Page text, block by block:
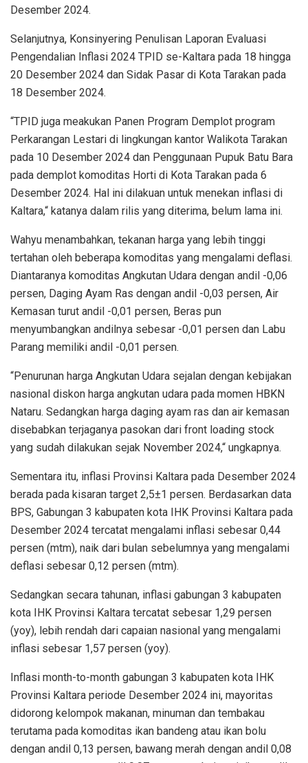
Desember 2024.
Selanjutnya, Konsinyering Penulisan Laporan Evaluasi
Pengendalian Inflasi 2024 TPID se-Kaltara pada 18 hingga
20 Desember 2024 dan Sidak Pasar di Kota Tarakan pada
18 Desember 2024.
“TPID juga meakukan Panen Program Demplot program
Perkarangan Lestari di lingkungan kantor Walikota Tarakan
pada 10 Desember 2024 dan Penggunaan Pupuk Batu Bara
pada demplot komoditas Horti di Kota Tarakan pada 6
Desember 2024. Hal ini dilakuan untuk menekan inflasi di
Kaltara,“ katanya dalam rilis yang diterima, belum lama ini.
Wahyu menambahkan, tekanan harga yang lebih tinggi
tertahan oleh beberapa komoditas yang mengalami deflasi.
Diantaranya komoditas Angkutan Udara dengan andil -0,06
persen, Daging Ayam Ras dengan andil -0,03 persen, Air
Kemasan turut andil -0,01 persen, Beras pun
menyumbangkan andilnya sebesar -0,01 persen dan Labu
Parang memiliki andil -0,01 persen.
“Penurunan harga Angkutan Udara sejalan dengan kebijakan
nasional diskon harga angkutan udara pada momen HBKN
Nataru. Sedangkan harga daging ayam ras dan air kemasan
disebabkan terjaganya pasokan dari front loading stock
yang sudah dilakukan sejak November 2024,“ ungkapnya.
Sementara itu, inflasi Provinsi Kaltara pada Desember 2024
berada pada kisaran target 2,5±1 persen. Berdasarkan data
BPS, Gabungan 3 kabupaten kota IHK Provinsi Kaltara pada
Desember 2024 tercatat mengalami inflasi sebesar 0,44
persen (mtm), naik dari bulan sebelumnya yang mengalami
deflasi sebesar 0,12 persen (mtm).
Sedangkan secara tahunan, inflasi gabungan 3 kabupaten
kota IHK Provinsi Kaltara tercatat sebesar 1,29 persen
(yoy), lebih rendah dari capaian nasional yang mengalami
inflasi sebesar 1,57 persen (yoy).
Inflasi month-to-month gabungan 3 kabupaten kota IHK
Provinsi Kaltara periode Desember 2024 ini, mayoritas
didorong kelompok makanan, minuman dan tembakau
terutama pada komoditas ikan bandeng atau ikan bolu
dengan andil 0,13 persen, bawang merah dengan andil 0,08